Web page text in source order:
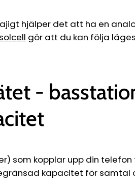
hjälper det att ha en
gör att du kan följa
-
som kopplar upp din telefon
kapacitet för samtal